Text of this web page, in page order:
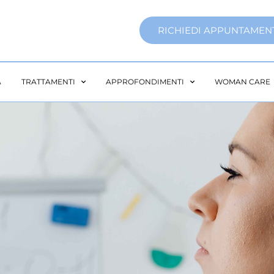
RICHIEDI
TRATTAMENTI APPROFONDIMENTI WOMAN CARE